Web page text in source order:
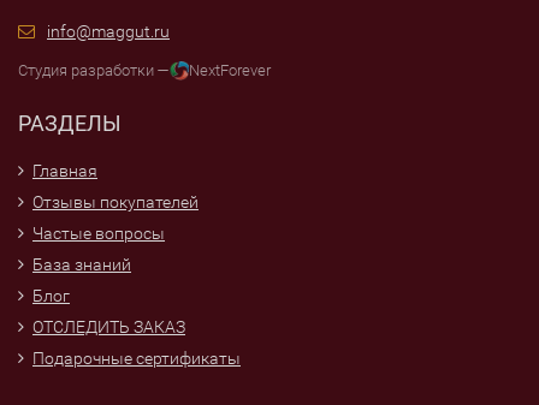
info@maggut.ru
Студия разработки — NextForever
РАЗДЕЛЫ
Главная
Отзывы покупателей
Частые вопросы
База знаний
Блог
ОТСЛЕДИТЬ ЗАКАЗ
Подарочные сертификаты